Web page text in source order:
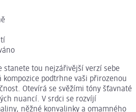
stanete tou nejzářivější verzí sebe
kompozice podtrhne vaši přirozenou
Otevírá se svěžími tóny šťavnaté
nuancí. V srdci se rozvíjí
něžné konvalinky a omamného